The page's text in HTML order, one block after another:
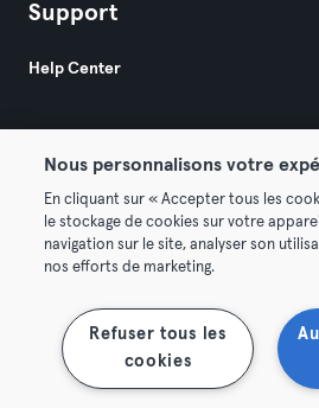
Support
Help Center
© 2026 Urban Sports Group
AGB Datenschutz
Vertrag hier kündigen Hier
Nous personnalisons votre
En cliquant sur « Accepter tous les
le stockage de cookies sur votre
navigation sur le site, analyser son
nos efforts de marketing.
Refuser tous les
cookies